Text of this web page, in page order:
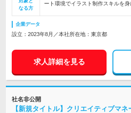
なる方
ート環境でイラスト制作スキルを
企業データ
設立：2023年8月／本社所在地：東京都
求人詳細を見る
社名非公開
【新規タイトル】クリエイティブマネ